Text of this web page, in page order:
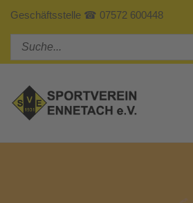
Geschäftsstelle ☎ 07572 600448